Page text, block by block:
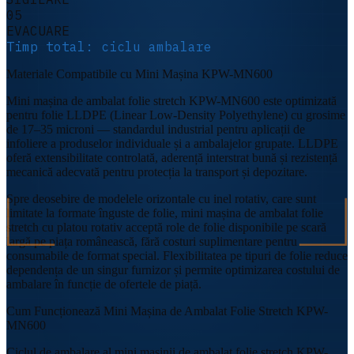
05
EVACUARE
Timp total: ciclu ambalare
Materiale Compatibile cu Mini Mașina KPW-MN600
Mini mașina de ambalat folie stretch KPW-MN600 este optimizată
pentru folie LLDPE (Linear Low-Density Polyethylene) cu grosime
de 17–35 microni — standardul industrial pentru aplicații de
infoliere a produselor individuale și a ambalajelor grupate. LLDPE
oferă extensibilitate controlată, aderență interstrat bună și rezistență
mecanică adecvată pentru protecția la transport și depozitare.
Spre deosebire de modelele orizontale cu inel rotativ, care sunt
limitate la formate înguste de folie, mini mașina de ambalat folie
stretch cu platou rotativ acceptă role de folie disponibile pe scară
largă pe piața românească, fără costuri suplimentare pentru
consumabile de format special. Flexibilitatea pe tipuri de folie reduce
dependența de un singur furnizor și permite optimizarea costului de
ambalare în funcție de ofertele de piață.
Cum Funcționează Mini Mașina de Ambalat Folie Stretch KPW-
MN600